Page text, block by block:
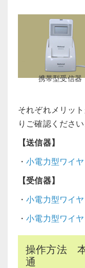
携帯型受信器
それぞれメリッ
りご確認ください
【送信器】
・小電力型ワイ
【受信器】
・小電力型ワイ
・小電力型ワイ
操作方法
通